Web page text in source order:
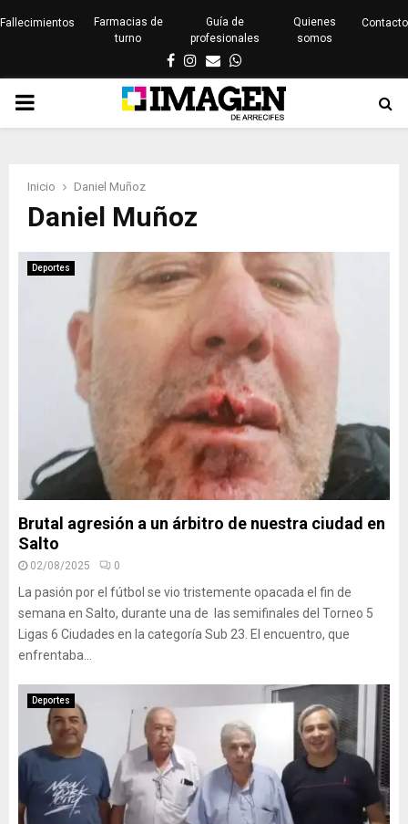
Fallecimientos
Farmacias de
turno
Guía de
profesionales
Quienes
somos
Contacto
Facebook
Instagram
EmailWhatsapp
PRIMARY
Inicio Daniel Muñoz
Daniel Muñoz
Deportes
Brutal agresión a un árbitro de nuestra ciudad en
Salto
02/08/2025 0
La pasión por el fútbol se vio tristemente opacada el fin de
semana en Salto, durante una de las semifinales del Torneo 5
Ligas 6 Ciudades en la categoría Sub 23. El encuentro, que
enfrentaba...
Deportes